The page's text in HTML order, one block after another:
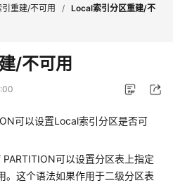
重建/不可用 / Local索引分区重建/不
/不可用
可以设置Local索引分区是否可
PARTITION可以设置分区表上指定
。这个语法如果作用于二级分区表